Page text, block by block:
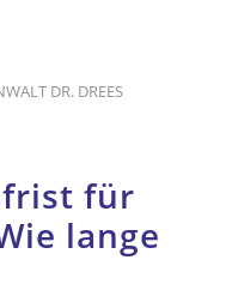
DR. DREES
für
lange